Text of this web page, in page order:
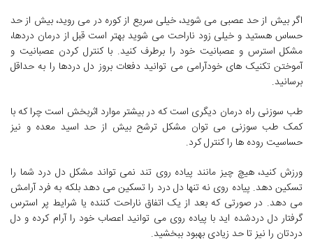
اگر بیش از حد عصبی می شوید، خیلی سریع از کوره در می روید، بیش از حد
حساس هستید و خیلی زود ناراحت می شوید بهتر است قبل از درمان دردها،
مشکل استرس و عصبانیت خود را برطرف کنید. با کنترل کردن عصبانیت و
آموختن تکنیک های خودآرامی می توانید دفعات بروز دل دردها را به حداقل
برسانید.
طب سوزنی راه درمان دیگری است که در بیشتر موارد اثربخش است چرا که با
کمک طب سوزنی می توان مشکل ترشح بیش از حد اسید معده و نیز
حساسیت روده ها را کنترل کرد.
ورزش کنید، هیچ چیز مانند پیاده روی تند نمی تواند مشکل دل درد شما را
تسکین دهد. پیاده روی نه تنها دل درد را تسکین می دهد بلکه به فرد آرامش
می دهد. در صورتی که بعد از یک اتفاق ناراحت کننده یا شرایط پر استرس
گرفتار دل دردشده اید با پیاده روی می توانید اعصاب خود را آرام کرده و دل
دردتان را نیز تا حد زیادی بهبود ببخشید.